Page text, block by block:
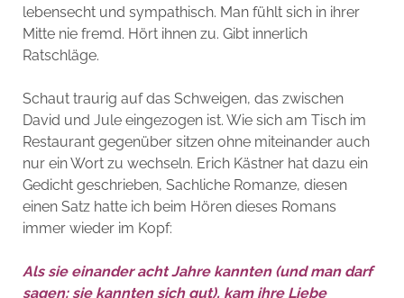
lebensecht und sympathisch. Man fühlt sich in ihrer
Mitte nie fremd. Hört ihnen zu. Gibt innerlich
Ratschläge.
Schaut traurig auf das Schweigen, das zwischen
David und Jule eingezogen ist. Wie sich am Tisch im
Restaurant gegenüber sitzen ohne miteinander auch
nur ein Wort zu wechseln. Erich Kästner hat dazu ein
Gedicht geschrieben, Sachliche Romanze, diesen
einen Satz hatte ich beim Hören dieses Romans
immer wieder im Kopf:
Als sie einander acht Jahre kannten (und man darf
sagen: sie kannten sich gut), kam ihre Liebe